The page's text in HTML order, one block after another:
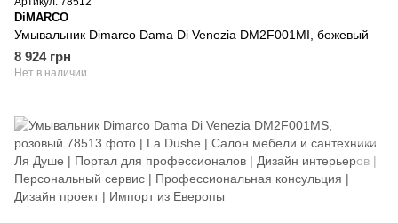
DiMARCO
Умывальник Dimarco Dama Di Venezia DM2F001MI, бежевый
8 924 грн
Нет в наличии